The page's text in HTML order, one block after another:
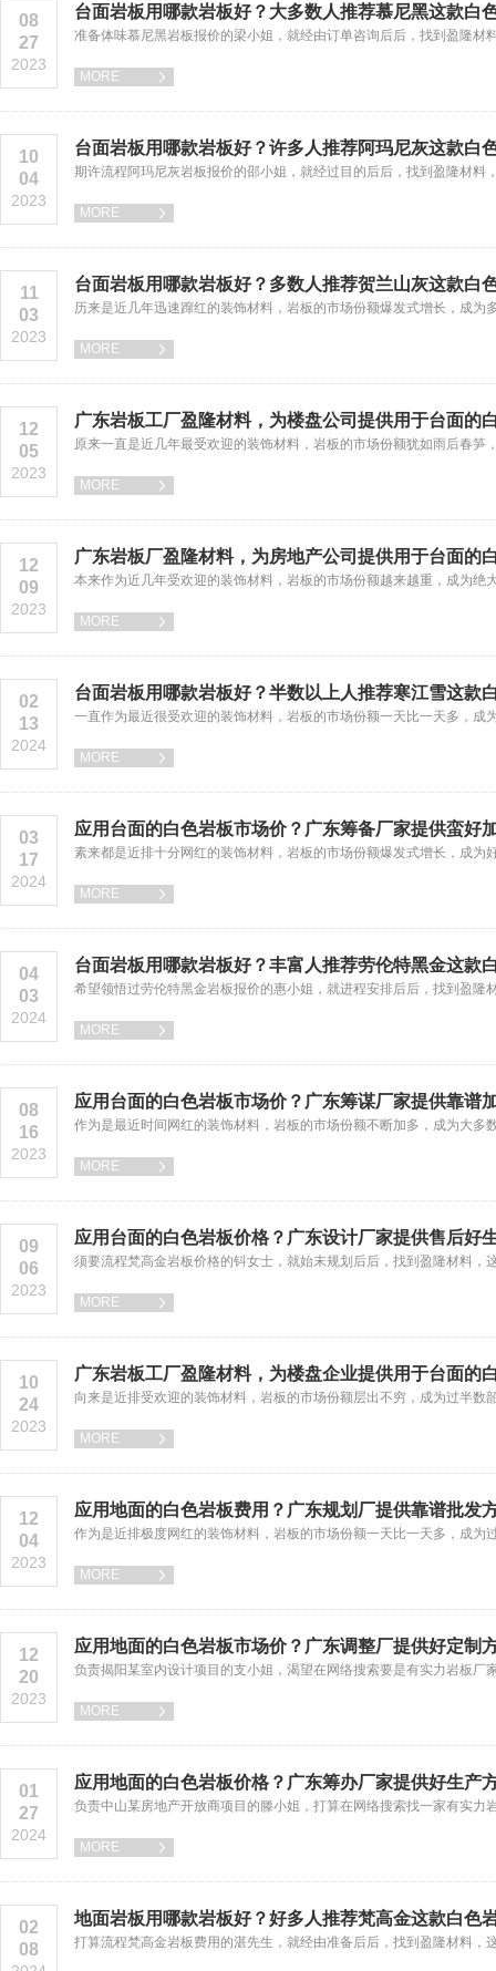
08
27
2023
台面岩板用哪款岩板好？大多数人推荐慕尼黑这款白
准备体味慕尼黑岩板报价的梁小姐，就经由订单咨询后后，找到盈隆
MORE 
10
04
2023
台面岩板用哪款岩板好？许多人推荐阿玛尼灰这款白
期许流程阿玛尼灰岩板报价的邵小姐，就经过目的后后，找到盈隆材
MORE 
11
03
2023
台面岩板用哪款岩板好？多数人推荐贺兰山灰这款白
历来是近几年迅速蹿红的装饰材料，岩板的市场份额爆发式增长，成
MORE 
12
05
2023
广东岩板工厂盈隆材料，为楼盘公司提供用于台面的
原来一直是近几年最受欢迎的装饰材料，岩板的市场份额犹如雨后春
MORE 
12
09
2023
广东岩板厂盈隆材料，为房地产公司提供用于台面的
本来作为近几年受欢迎的装饰材料，岩板的市场份额越来越重，成为
MORE 
02
13
2024
台面岩板用哪款岩板好？半数以上人推荐寒江雪这款
一直作为最近很受欢迎的装饰材料，岩板的市场份额一天比一天多，
MORE 
03
17
2024
应用台面的白色岩板市场价？广东筹备厂家提供蛮好
素来都是近排十分网红的装饰材料，岩板的市场份额爆发式增长，成
MORE 
04
03
2024
台面岩板用哪款岩板好？丰富人推荐劳伦特黑金这款
希望领悟过劳伦特黑金岩板报价的惠小姐，就进程安排后后，找到盈
MORE 
08
16
2023
应用台面的白色岩板市场价？广东筹谋厂家提供靠谱
作为是最近时间网红的装饰材料，岩板的市场份额不断加多，成为大
MORE 
09
06
2023
应用台面的白色岩板价格？广东设计厂家提供售后好
须要流程梵高金岩板价格的钭女士，就始末规划后后，找到盈隆材料
MORE 
10
24
2023
广东岩板工厂盈隆材料，为楼盘企业提供用于台面的
向来是近排受欢迎的装饰材料，岩板的市场份额层出不穷，成为过半
MORE 
12
04
2023
应用地面的白色岩板费用？广东规划厂提供靠谱批发
作为是近排极度网红的装饰材料，岩板的市场份额一天比一天多，成
MORE 
12
20
2023
应用地面的白色岩板市场价？广东调整厂提供好定制
负责揭阳某室内设计项目的支小姐，渴望在网络搜索要是有实力岩板
MORE 
01
27
2024
应用地面的白色岩板价格？广东筹办厂家提供好生产
负责中山某房地产开放商项目的滕小姐，打算在网络搜索找一家有实
MORE 
02
08
地面岩板用哪款岩板好？好多人推荐梵高金这款白色
打算流程梵高金岩板费用的湛先生，就经由准备后后，找到盈隆材料，